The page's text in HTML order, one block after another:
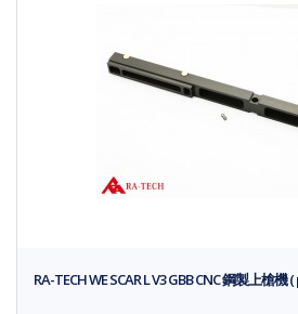
RA-TECH WE SCAR L V3 GBB CNC 鋼製上槍機